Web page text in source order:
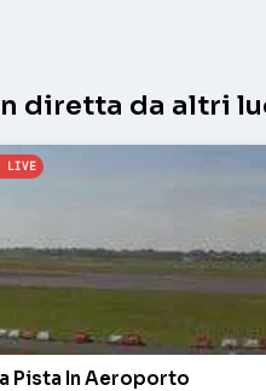
diretta da altri
Pista In Aeroporto